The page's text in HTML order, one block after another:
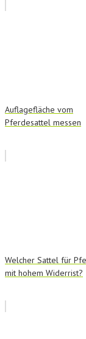
Auflagefläche vom
Pferdesattel messen
Welcher Sattel für
mit hohem Widerrist?